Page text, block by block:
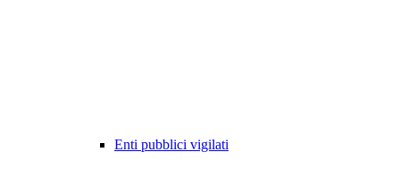
Enti pubblici vigilati